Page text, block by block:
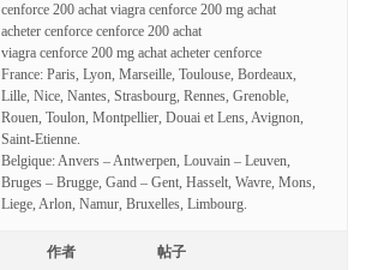
cenforce 200 achat viagra cenforce 200 mg achat
acheter cenforce cenforce 200 achat
viagra cenforce 200 mg achat acheter cenforce
France: Paris, Lyon, Marseille, Toulouse, Bordeaux,
Lille, Nice, Nantes, Strasbourg, Rennes, Grenoble,
Rouen, Toulon, Montpellier, Douai et Lens, Avignon,
Saint-Etienne.
Belgique: Anvers – Antwerpen, Louvain – Leuven,
Bruges – Brugge, Gand – Gent, Hasselt, Wavre, Mons,
Liege, Arlon, Namur, Bruxelles, Limbourg.
作者 帖子